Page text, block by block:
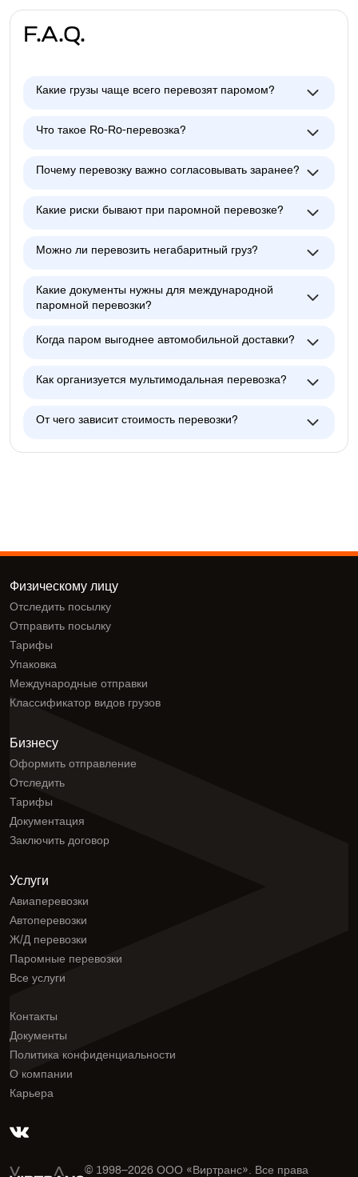
F.A.Q.
Какие грузы чаще всего перевозят паромом?
Что такое Ro-Ro-перевозка?
Почему перевозку важно согласовывать заранее?
Какие риски бывают при паромной перевозке?
Можно ли перевозить негабаритный груз?
Какие документы нужны для международной
паромной перевозки?
Когда паром выгоднее автомобильной доставки?
Как организуется мультимодальная перевозка?
От чего зависит стоимость перевозки?
© 1998–2026ООО «Виртранс». Все права
Физическому лицу
Отследить посылку
Отправить посылку
Тарифы
Упаковка
Международные отправки
Классификатор видов грузов
Бизнесу
Оформить отправление
Отследить
Тарифы
Документация
Заключить договор
Услуги
Авиаперевозки
Автоперевозки
Ж/Д перевозки
Паромные перевозки
Все услуги
Контакты
Документы
Политика конфиденциальности
О компании
Карьера